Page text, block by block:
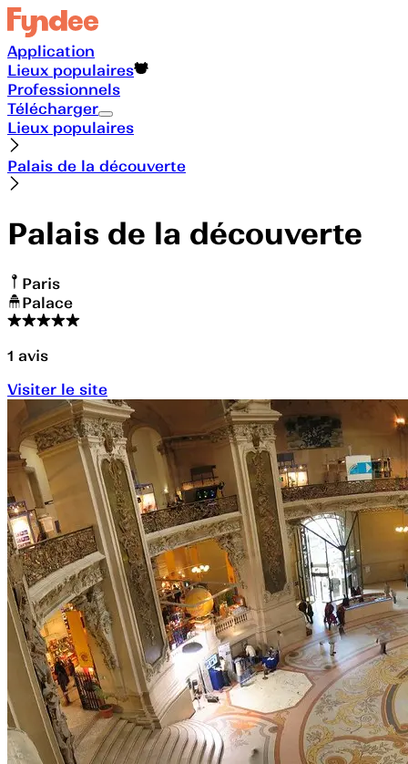
Application
Lieux populaires
Professionnels
Télécharger
Lieux populaires
Palais de la découverte
Palais de la découverte
Paris
Palace
1 avis
Visiter le site